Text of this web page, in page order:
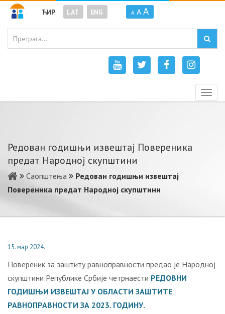
ЋИР LAT ENG A A A
Редован годишњи извештај Повереника
предат Народној скупштини
Саопштења
Редован годишњи извештај
Повереника предат Народној скупштини
15. мар 2024.
Повереник за заштиту равноправности предао је Народној
скупштини Републике Србије четрнаести РЕДОВНИ
ГОДИШЊИ ИЗВЕШТАЈ У ОБЛАСТИ ЗАШТИТЕ
РАВНОПРАВНОСТИ ЗА 2023. ГОДИНУ.